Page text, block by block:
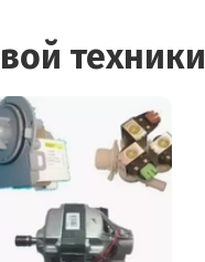
техники